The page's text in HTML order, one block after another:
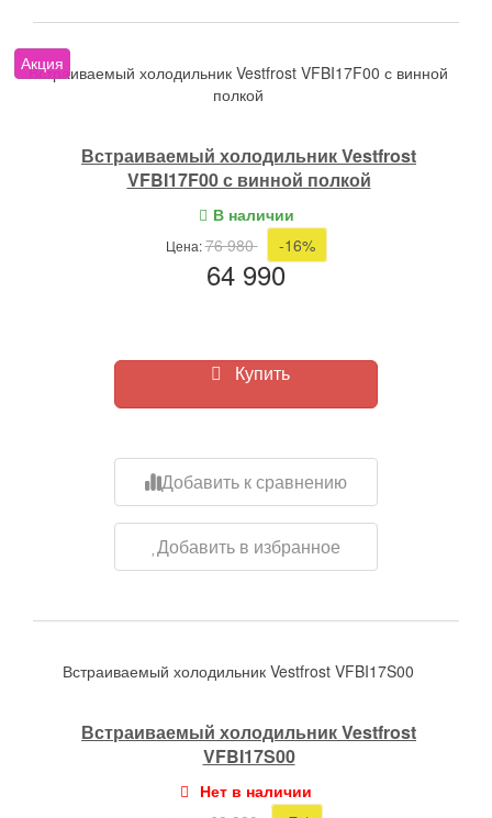
Акция
Встраиваемый холодильник Vestfrost VFBI17F00 с винной
полкой
Встраиваемый холодильник Vestfrost
VFBI17F00 с винной полкой
В наличии
Цена:76 980 -16%
64 990
Купить
Добавить к сравнению
Добавить в избранное
Встраиваемый холодильник Vestfrost VFBI17S00
Встраиваемый холодильник Vestfrost
VFBI17S00
Нет в наличии